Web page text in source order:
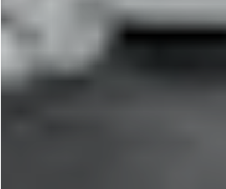
カメラの買取
B
U Y